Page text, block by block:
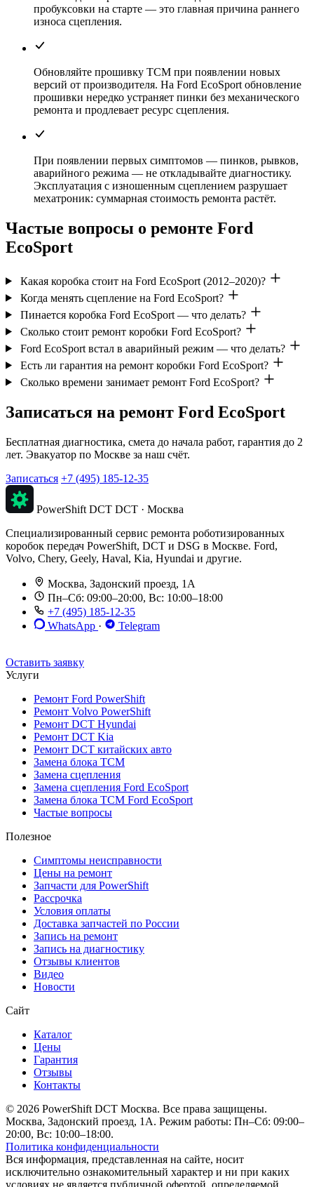
пробуксовки на старте — это главная причина раннего
износа сцепления.
Обновляйте прошивку TCM при появлении новых
версий от производителя. На Ford EcoSport обновление
прошивки нередко устраняет пинки без механического
ремонта и продлевает ресурс сцепления.
При появлении первых симптомов — пинков, рывков,
аварийного режима — не откладывайте диагностику.
Эксплуатация с изношенным сцеплением разрушает
мехатроник: суммарная стоимость ремонта растёт.
Частые вопросы о ремонте Ford
EcoSport
Какая коробка стоит на Ford EcoSport (2012–2020)?
Когда менять сцепление на Ford EcoSport?
Пинается коробка Ford EcoSport — что делать?
Сколько стоит ремонт коробки Ford EcoSport?
Ford EcoSport встал в аварийный режим — что делать?
Есть ли гарантия на ремонт коробки Ford EcoSport?
Сколько времени занимает ремонт Ford EcoSport?
Записаться на ремонт Ford EcoSport
Бесплатная диагностика, смета до начала работ, гарантия до 2
лет. Эвакуатор по Москве за наш счёт.
Записаться +7 (495) 185-12-35
PowerShift DCT DCT · Москва
Специализированный сервис ремонта роботизированных
коробок передач PowerShift, DCT и DSG в Москве. Ford,
Volvo, Chery, Geely, Haval, Kia, Hyundai и другие.
Москва, Задонский проезд, 1А
Пн–Сб: 09:00–20:00, Вс: 10:00–18:00
+7 (495) 185-12-35
WhatsApp ·
Telegram
Оставить заявку
Услуги
Ремонт Ford PowerShift
Ремонт Volvo PowerShift
Ремонт DCT Hyundai
Ремонт DCT Kia
Ремонт DCT китайских авто
Замена блока TCM
Замена сцепления
Замена сцепления Ford EcoSport
Замена блока TCM Ford EcoSport
Частые вопросы
Полезное
Симптомы неисправности
Цены на ремонт
Запчасти для PowerShift
Рассрочка
Условия оплаты
Доставка запчастей по России
Запись на ремонт
Запись на диагностику
Отзывы клиентов
Видео
Новости
Сайт
Каталог
Цены
Гарантия
Отзывы
Контакты
© 2026 PowerShift DCT Москва. Все права защищены.
Москва, Задонский проезд, 1А. Режим работы: Пн–Сб: 09:00–
20:00, Вс: 10:00–18:00.
Политика конфиденциальности
Вся информация, представленная на сайте, носит
исключительно ознакомительный характер и ни при каких
условиях не является публичной офертой, определяемой